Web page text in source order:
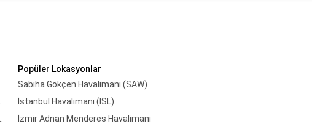
Popüler Lokasyonlar
Sabiha Gökçen Havalimanı (SAW)
İstanbul Havalimanı (ISL)
İzmir Adnan Menderes Havalimanı